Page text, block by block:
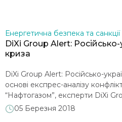
Енергетична безпека та санкції
DiXi Group Alert: Російсько-
криза
DiXi Group Alert: Російсько-
основі експрес-аналізу
“Нафтогазом”, експерти DiXi
рекомендації із розв’язання
05 Березня 2018